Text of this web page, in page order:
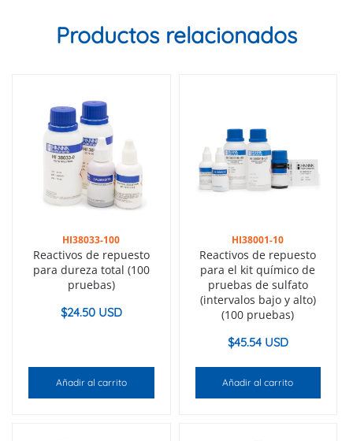
Productos relacionados
HI38033-100
Reactivos de repuesto
para dureza total (100
pruebas)
$24.50 USD
Añadir al carrito
HI38001-10
Reactivos de repuesto
para el kit químico de
pruebas de sulfato
(intervalos bajo y alto)
(100 pruebas)
$45.54 USD
Añadir al carrito